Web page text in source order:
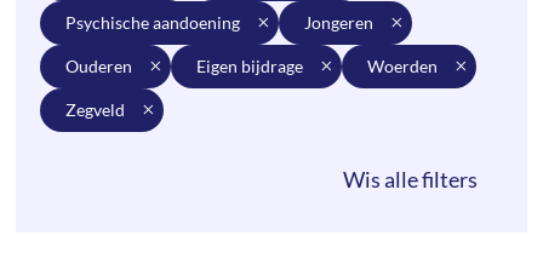
psychische aandoening jongeren
ouderen eigen bijdrage woerden
zegveld